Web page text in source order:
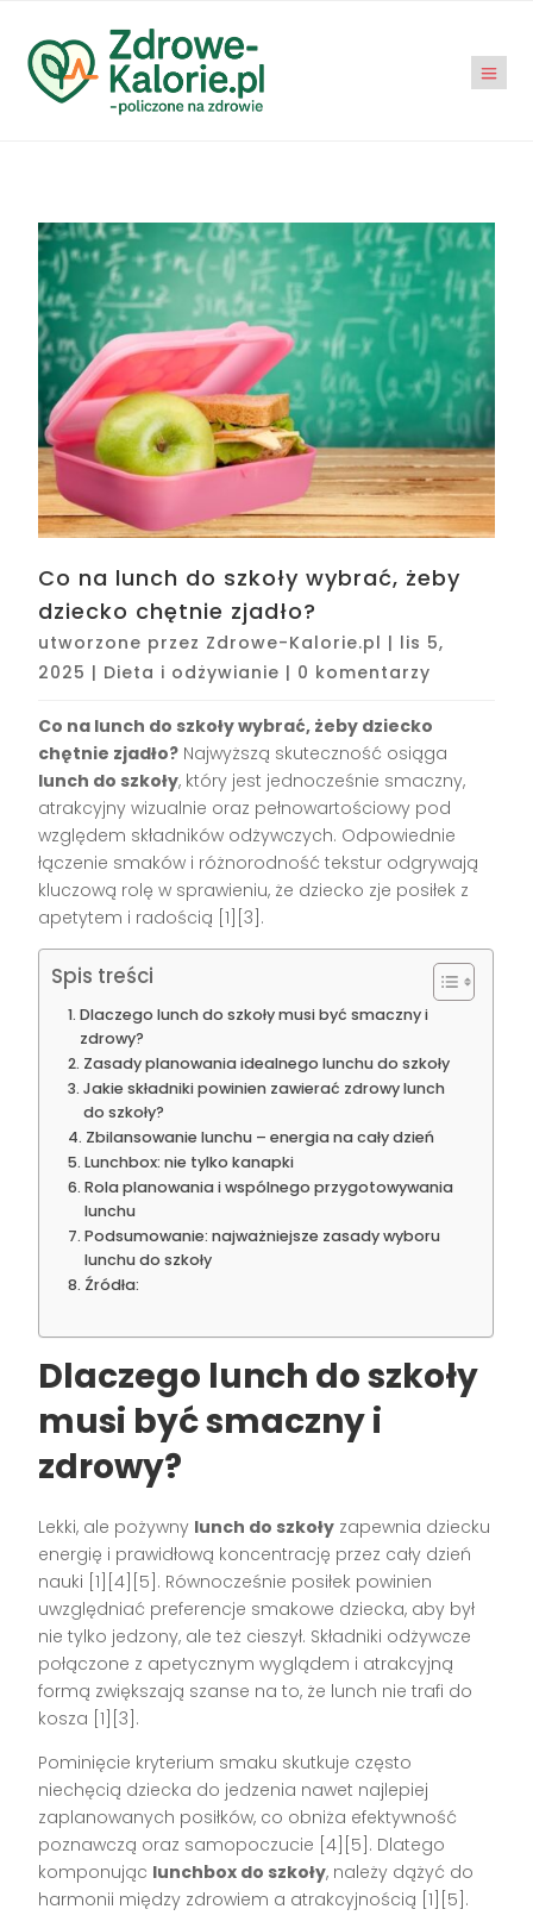
Co na lunch do szkoły wybrać, żeby
dziecko chętnie zjadło?
utworzone przez Zdrowe-Kalorie.pl | lis 5,
2025 | Dieta i odżywianie | 0 komentarzy
Co na lunch do szkoły wybrać, żeby dziecko
chętnie zjadło? Najwyższą skuteczność osiąga
lunch do szkoły, który jest jednocześnie smaczny,
atrakcyjny wizualnie oraz pełnowartościowy pod
względem składników odżywczych. Odpowiednie
łączenie smaków i różnorodność tekstur odgrywają
kluczową rolę w sprawieniu, że dziecko zje posiłek z
apetytem i radością [1][3] .
Spis treści
Dlaczego lunch do szkoły musi być smaczny i
zdrowy?
Zasady planowania idealnego lunchu do szkoły
Jakie składniki powinien zawierać zdrowy lunch
do szkoły?
Zbilansowanie lunchu – energia na cały dzień
Lunchbox: nie tylko kanapki
Rola planowania i wspólnego przygotowywania
lunchu
Podsumowanie: najważniejsze zasady wyboru
lunchu do szkoły
Źródła:
Dlaczego lunch do szkoły
musi być smaczny i
zdrowy?
Lekki, ale pożywny lunch do szkoły zapewnia dziecku
energię i prawidłową koncentrację przez cały dzień
nauki [1][4][5] . Równocześnie posiłek powinien
uwzględniać preferencje smakowe dziecka, aby był
nie tylko jedzony, ale też cieszył. Składniki odżywcze
połączone z apetycznym wyglądem i atrakcyjną
formą zwiększają szanse na to, że lunch nie trafi do
kosza [1][3] .
Pominięcie kryterium smaku skutkuje często
niechęcią dziecka do jedzenia nawet najlepiej
zaplanowanych posiłków, co obniża efektywność
poznawczą oraz samopoczucie [4][5] . Dlatego
komponując lunchbox do szkoły, należy dążyć do
harmonii między zdrowiem a atrakcyjnością [1][5] .